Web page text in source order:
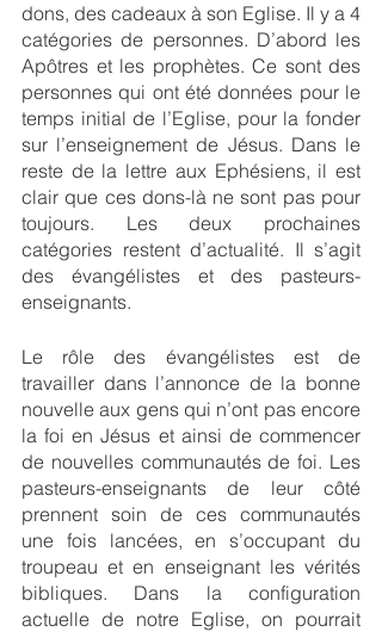
dons, des cadeaux à son Eglise. Il y a 4
catégories de personnes. D’abord les
Apôtres et les prophètes. Ce sont des
personnes qui ont été données pour le
temps initial de l’Eglise, pour la fonder
sur l’enseignement de Jésus. Dans le
reste de la lettre aux Ephésiens, il est
clair que ces dons-là ne sont pas pour
toujours. Les deux prochaines
catégories restent d’actualité. Il s’agit
des évangélistes et des pasteurs-
enseignants.
Le rôle des évangélistes est de
travailler dans l’annonce de la bonne
nouvelle aux gens qui n’ont pas encore
la foi en Jésus et ainsi de commencer
de nouvelles communautés de foi. Les
pasteurs-enseignants de leur côté
prennent soin de ces communautés
une fois lancées, en s’occupant du
troupeau et en enseignant les vérités
bibliques. Dans la configuration
actuelle de notre Eglise, on pourrait